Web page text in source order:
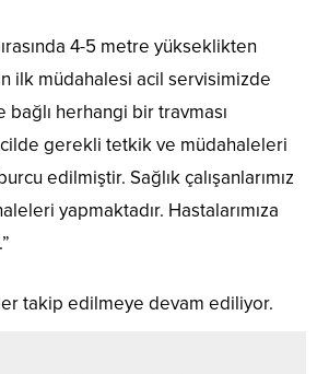
4-5 metre yükseklikten
ilk müdahalesi acil servisimizde
bağlı herhangi bir travması
gerekli tetkik ve müdahaleleri
edilmiştir. Sağlık çalışanlarımız
yapmaktadır. Hastalarımıza
takip edilmeye devam ediliyor.